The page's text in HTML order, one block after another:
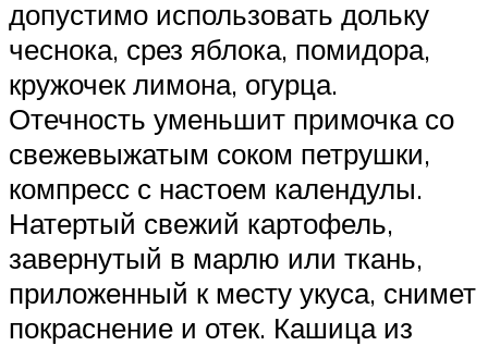
допустимо использовать дольку
чеснока, срез яблока, помидора,
кружочек лимона, огурца.
Отечность уменьшит примочка со
свежевыжатым соком петрушки,
компресс с настоем календулы.
Натертый свежий картофель,
завернутый в марлю или ткань,
приложенный к месту укуса, снимет
покраснение и отек. Кашица из